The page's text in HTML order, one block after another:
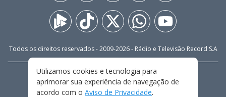
Todos os direitos reservados - 2009-2026- Rádio e Televisão Record S.A
FALE CONOSCO
PRIVACIDADE
TERMOS E CONDIÇÕES DE USO
Utilizamos cookies e tecnologia para
aprimorar sua experiência de navegação de
acordo com o Aviso de Privacidade.